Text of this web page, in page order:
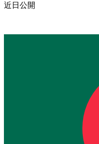
近日公開